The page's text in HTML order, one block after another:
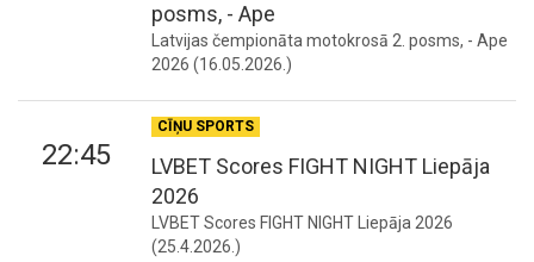
posms, - Ape
Latvijas čempionāta motokrosā 2. posms, - Ape
2026 (16.05.2026.)
22:45
CĪŅU SPORTS
LVBET Scores FIGHT NIGHT Liepāja
2026
LVBET Scores FIGHT NIGHT Liepāja 2026
(25.4.2026.)